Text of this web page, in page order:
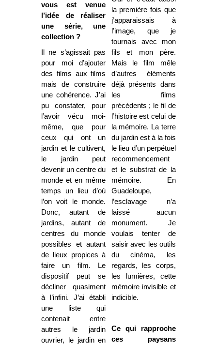
vous est venue
l’idée de réaliser
une série, une
collection ?
Il ne s’agissait pas
pour moi d’ajouter
des films aux films
mais de construire
une cohérence. J’ai
pu constater, pour
l’avoir vécu moi-
même, que pour
ceux qui ont un
jardin et le cultivent,
le jardin peut
devenir un centre du
monde et en même
temps un lieu d’où
l’on voit le monde.
Donc, autant de
jardins, autant de
centres du monde
possibles et autant
de lieux propices à
faire un film. Le
dispositif peut se
décliner quasiment
à l’infini. J’ai établi
une liste qui
contenait entre
autres le jardin
ouvrier, le jardin en
la première fois que
j’apparaissais à
l’image, que je
tournais avec mon
fils et mon père.
Mais le film mêle
d’autres éléments
déjà présents dans
les films
précédents ; le fil de
l’histoire est celui de
la mémoire. La terre
du jardin est à la fois
le lieu d’un perpétuel
recommencement
et le substrat de la
mémoire. En
Guadeloupe,
l’esclavage n’a
laissé aucun
monument. Je
voulais tenter de
saisir avec les outils
du cinéma, les
regards, les corps,
les lumières, cette
mémoire invisible et
indicible.
Ce qui rapproche
ces paysans